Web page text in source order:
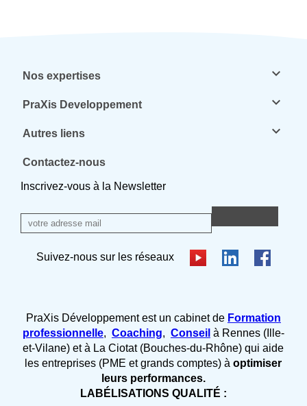
Nos expertises keyboard_arrow_down
PraXis Developpement keyboard_arrow_down
Autres liens keyboard_arrow_down
Contactez-nous
Inscrivez-vous à la Newsletter
Suivez-nous sur les réseaux
PraXis Développement est un cabinet de Formation
professionnelle, Coaching, Conseil à Rennes (Ille-
et-Vilane) et à La Ciotat (Bouches-du-Rhône) qui aide
les entreprises (PME et grands comptes) àoptimiser
leurs performances.
LABÉLISATIONS QUALITÉ :